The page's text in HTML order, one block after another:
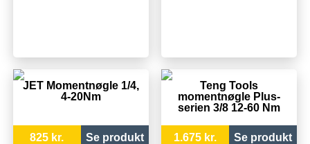
JET Momentnøgle 1/4,
4-20Nm
825 kr. Se produkt
Teng Tools
momentnøgle Plus-
serien 3/8 12-60 Nm
1.675 kr. Se produkt